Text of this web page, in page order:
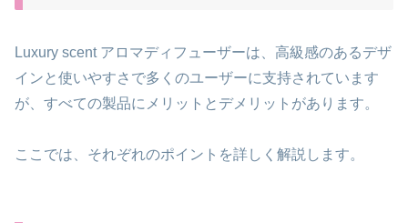
Luxury scent アロマディフューザーは、高級感のあるデザ
インと使いやすさで多くのユーザーに支持されています
が、すべての製品にメリットとデメリットがあります。
ここでは、それぞれのポイントを詳しく解説します。